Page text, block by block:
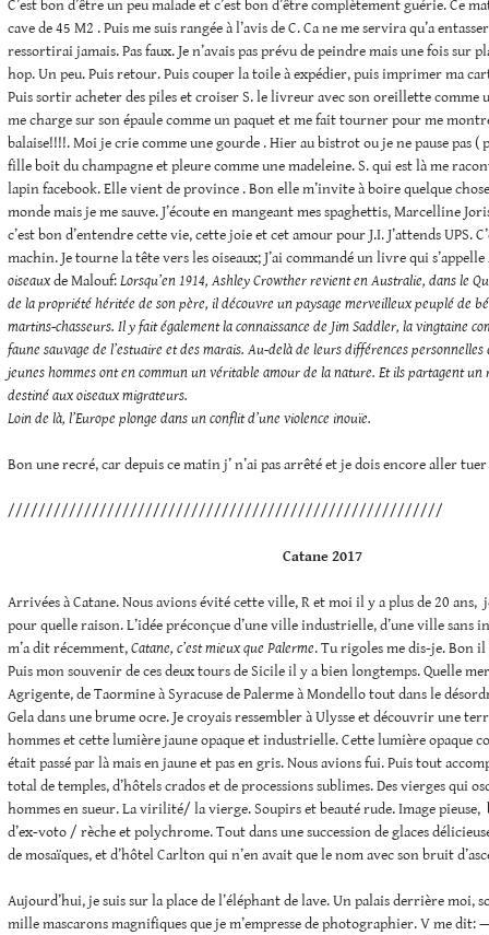
C’est bon d’être un peu malade et c’est bon d’être complètement guérie. Ce
cave de 45 M2 . Puis me suis rangée à l’avis de C. Ca ne me servira qu’a
ressortirai jamais. Pas faux. Je n’avais pas prévu de peindre mais une fois sur
hop. Un peu. Puis retour. Puis couper la toile à expédier, puis imprimer ma
Puis sortir acheter des piles et croiser S. le livreur avec son oreillette comme
me charge sur son épaule comme un paquet et me fait tourner pour me
balaise!!!!. Moi je crie comme une gourde . Hier au bistrot ou je ne pause pas (
fille boit du champagne et pleure comme une madeleine. S. qui est là me
lapin facebook. Elle vient de province . Bon elle m’invite à boire quelque
monde mais je me sauve. J’écoute en mangeant mes spaghettis, Marcelline
c’est bon d’entendre cette vie, cette joie et cet amour pour J.I. J’attends UPS.
machin. Je tourne la tête vers les oiseaux; J’ai commandé un livre qui s’appelle
oiseauxde Malouf:Lorsqu’en 1914, Ashley Crowther revient en Australie, dans le
de la propriété héritée de son père, il découvre un paysage merveilleux peuplé de
martins-chasseurs. Il y fait également la connaissance de Jim Saddler, la vingtaine
faune sauvage de l’estuaire et des marais. Au-delà de leurs différences personnelles
jeunes hommes ont en commun un véritable amour de la nature. Et ils partagent un
destiné aux oiseaux migrateurs.
Loin de là, l’Europe plonge dans un conflit d’une violence inouïe.
Bon une recré, car depuis ce matin j’ n’ai pas arrêté et je dois encore aller
/////////////////////////////////////////////////////////
Catane 2017
Arrivées à Catane. Nous avions évité cette ville, R et moi il y a plus de 20 ans,
pour quelle raison. L’idée préconçue d’une ville industrielle, d’une ville sans
m’a dit récemment,Catane, c’est mieux que Palerme. Tu rigoles me dis-je. Bon il
Puis mon souvenir de ces deux tours de Sicile il y a bien longtemps. Quelle
Agrigente, de Taormine à Syracuse de Palerme à Mondello tout dans le
Gela dans une brume ocre. Je croyais ressembler à Ulysse et découvrir une
hommes et cette lumière jaune opaque et industrielle. Cette lumière opaque
était passé par là mais en jaune et pas en gris. Nous avions fui. Puis tout
total de temples, d’hôtels crados et de processions sublimes. Des vierges qui
hommes en sueur. La virilité/ la vierge. Soupirs et beauté rude. Image pieuse,
d’ex-voto / rèche et polychrome. Tout dans une succession de glaces
de mosaïques, et d’hôtel Carlton qui n’en avait que le nom avec son bruit
Aujourd’hui, je suis sur la place de l’éléphant de lave. Un palais derrière moi,
mille mascarons magnifiques que je m’empresse de photographier. V me dit: